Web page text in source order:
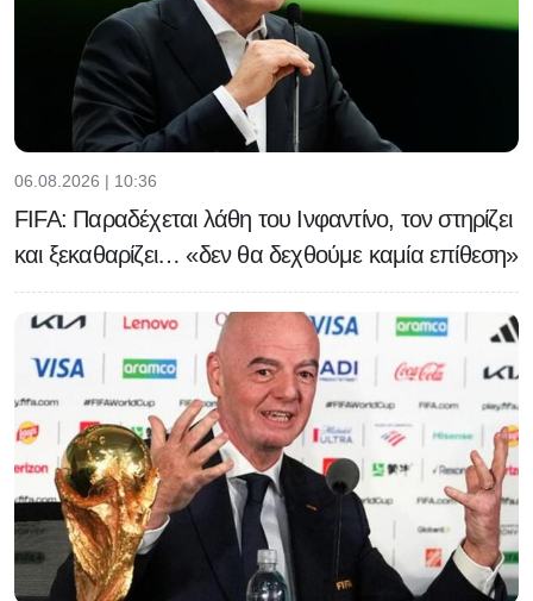
06.08.2026 | 10:36
FIFA: Παραδέχεται λάθη του Ινφαντίνο, τον στηρίζει
και ξεκαθαρίζει… «δεν θα δεχθούμε καμία επίθεση»